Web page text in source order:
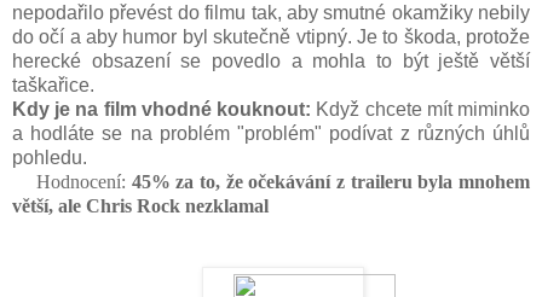
nepodařilo převést do filmu tak, aby smutné okamžiky nebily
do očí a aby humor byl skutečně vtipný. Je to škoda, protože
herecké obsazení se povedlo a mohla to být ještě větší
taškařice.
Kdy je na film vhodné kouknout: Když chcete mít miminko
a hodláte se na problém "problém" podívat z různých úhlů
pohledu.
Hodnocení: 45% za to, že očekávání z traileru byla mnohem
větší, ale Chris Rock nezklamal